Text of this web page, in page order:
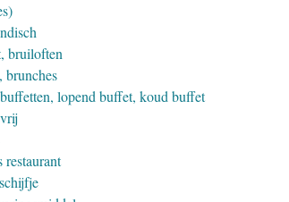
bruiloften
brunches
lopend buffet, koud buffet
restaurant